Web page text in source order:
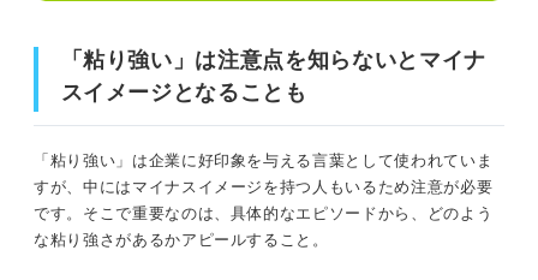
②粘り強い性格を発揮したエピソード
粘り強い性格のアピールでプラスの印象を残すコツ
エピソードは具体的な結果を示す
「粘り強い」は注意点を知らないとマイナ
スイメージとなることも
「粘り強い」は企業に好印象を与える言葉として使われていま
すが、中にはマイナスイメージを持つ人もいるため注意が必要
です。そこで重要なのは、具体的なエピソードから、どのよう
な粘り強さがあるかアピールすること。
ることも
そもそも「粘り強い」の意味とは？
粘り強い人の5つの特徴
①最後まで諦めない